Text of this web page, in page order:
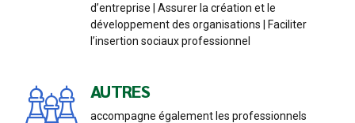
d’entreprise | Assurer la création et le
développement des organisations | Faciliter
l’insertion sociaux professionnel
AUTRES
accompagne également les professionnels